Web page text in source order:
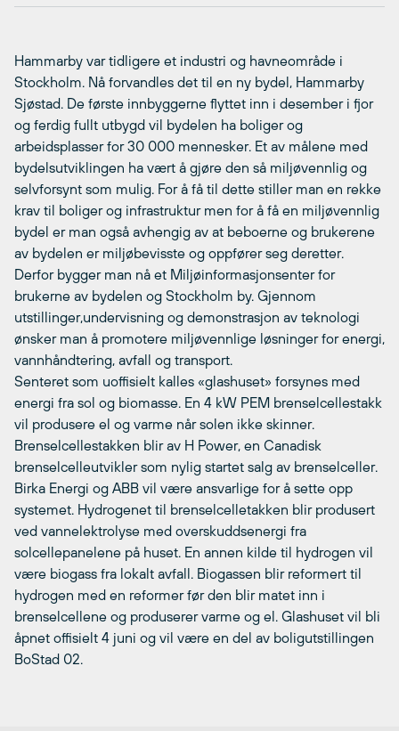
Hammarby var tidligere et industri og havneområde i
Stockholm. Nå forvandles det til en ny bydel, Hammarby
Sjøstad. De første innbyggerne flyttet inn i desember i fjor
og ferdig fullt utbygd vil bydelen ha boliger og
arbeidsplasser for 30 000 mennesker. Et av målene med
bydelsutviklingen ha vært å gjøre den så miljøvennlig og
selvforsynt som mulig. For å få til dette stiller man en rekke
krav til boliger og infrastruktur men for å få en miljøvennlig
bydel er man også avhengig av at beboerne og brukerene
av bydelen er miljøbevisste og oppfører seg deretter.
Derfor bygger man nå et Miljøinformasjonsenter for
brukerne av bydelen og Stockholm by. Gjennom
utstillinger,undervisning og demonstrasjon av teknologi
ønsker man å promotere miljøvennlige løsninger for energi,
vannhåndtering, avfall og transport.
Senteret som uoffisielt kalles «glashuset» forsynes med
energi fra sol og biomasse. En 4 kW PEM brenselcellestakk
vil produsere el og varme når solen ikke skinner.
Brenselcellestakken blir av H Power, en Canadisk
brenselcelleutvikler som nylig startet salg av brenselceller.
Birka Energi og ABB vil være ansvarlige for å sette opp
systemet. Hydrogenet til brenselcelletakken blir produsert
ved vannelektrolyse med overskuddsenergi fra
solcellepanelene på huset. En annen kilde til hydrogen vil
være biogass fra lokalt avfall. Biogassen blir reformert til
hydrogen med en reformer før den blir matet inn i
brenselcellene og produserer varme og el. Glashuset vil bli
åpnet offisielt 4 juni og vil være en del av boligutstillingen
BoStad 02.